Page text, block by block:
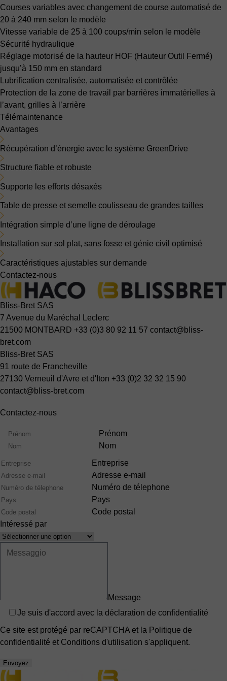
Courses variables avec changement de course automatisé de
20 à 240 mm selon le modèle
Vitesse variable de 25 à 100 coups/min selon le modèle
Sécurité hydraulique
Réglage motorisé de la hauteur HOF (Hauteur Outil Fermé)
jusqu’à 150 mm en standard
Lubrification centralisée, automatisée et contrôlée
Protection de la zone de travail par barrières immatérielles à
l’avant, grilles à l’arrière
Télémaintenance
Avantages
Récupération d’énergie avec le système GreenDrive
Structure fiable et robuste
Supporte les efforts désaxés
Table de presse et semelle coulisseau de grandes tailles
Intégration simple d’une ligne de déroulage
Installation sur sol plat, sans fosse et génie civil optimisé
Caractéristiques ajustables sur demande
Contactez-nous
Bliss-Bret SAS
7 Avenue du Maréchal Leclerc
21500 MONTBARD +33 (0)3 80 92 11 57 contact@bliss-
bret.com
Bliss-Bret SAS
91 route de Francheville
27130 Verneuil d'Avre et d'Iton +33 (0)2 32 32 15 90
contact@bliss-bret.com
Contactez-nous
Nom
Prénom
Nom
Entreprise
Adresse e-mail
Numéro de télephone
Pays
Code postal
Intéressé par
Interêts
Message
Privacy
Je suis d'accord avec la déclaration de confidentialité
Ce site est protégé par reCAPTCHA et la Politique de
confidentialité et Conditions d'utilisation s'appliquent.
Envoyez